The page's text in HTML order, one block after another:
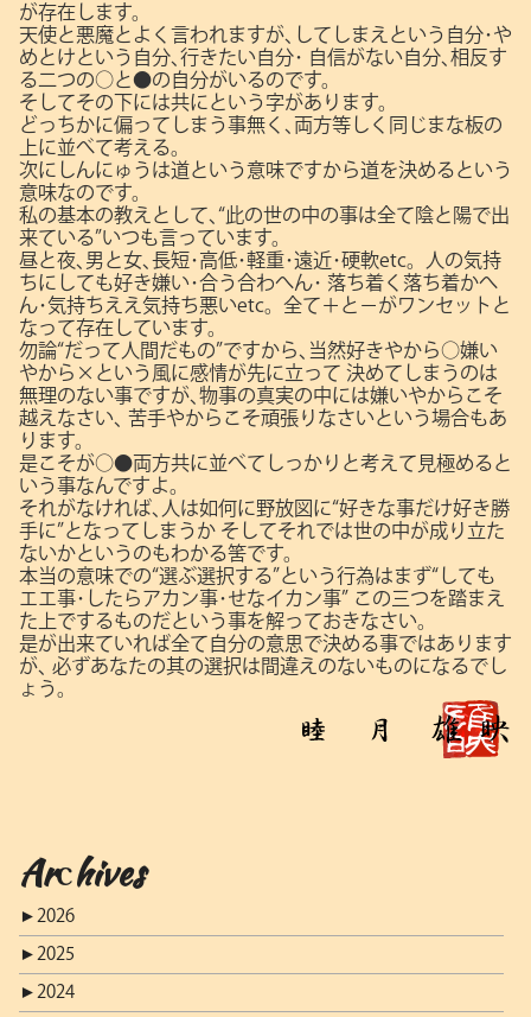
が存在します。
天使と悪魔とよく言われますが､してしまえという自分･や
めとけという自分､行きたい自分･ 自信がない自分､相反す
る二つの○と●の自分がいるのです。
そしてその下には共にという字があります。
どっちかに偏ってしまう事無く､両方等しく同じまな板の
上に並べて考える。
次にしんにゅうは道という意味ですから道を決めるという
意味なのです。
私の基本の教えとして､“此の世の中の事は全て陰と陽で出
来ている”いつも言っています。
昼と夜､男と女､長短･高低･軽重･遠近･硬軟etc。人の気持
ちにしても好き嫌い･合う合わへん･ 落ち着く落ち着かへ
ん･気持ちええ気持ち悪いetc。全て＋と－がワンセットと
なって存在しています。
勿論“だって人間だもの”ですから､当然好きやから○嫌い
やから×という風に感情が先に立って 決めてしまうのは
無理のない事ですが､物事の真実の中には嫌いやからこそ
越えなさい､
苦手やからこそ頑張りなさいという場合もあ
ります。
是こそが○●両方共に並べてしっかりと考えて見極めると
いう事なんですよ。
それがなければ､人は如何に野放図に“好きな事だけ好き勝
手に”となってしまうか そしてそれでは世の中が成り立た
ないかというのもわかる筈です。
本当の意味での“選ぶ選択する”という行為はまず“しても
エエ事･したらアカン事･せなイカン事” この三つを踏まえ
た上でするものだという事を解っておきなさい。
是が出来ていれば全て自分の意思で決める事ではあります
が､
必ずあなたの其の選択は間違えのないものになるでし
ょう。
Archives
► 2026
► 2025
► 2024